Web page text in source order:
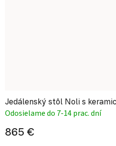
Jedálenský stôl Noli s
Odosielame do 7-14 prac. dní
865 €